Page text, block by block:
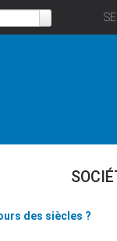
des siècles ?